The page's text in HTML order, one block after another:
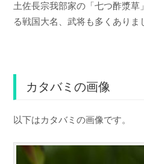
土佐長宗我部家の「七つ酢漿
る戦国大名、武将も多くありま
カタバミの画像
以下はカタバミの画像です。